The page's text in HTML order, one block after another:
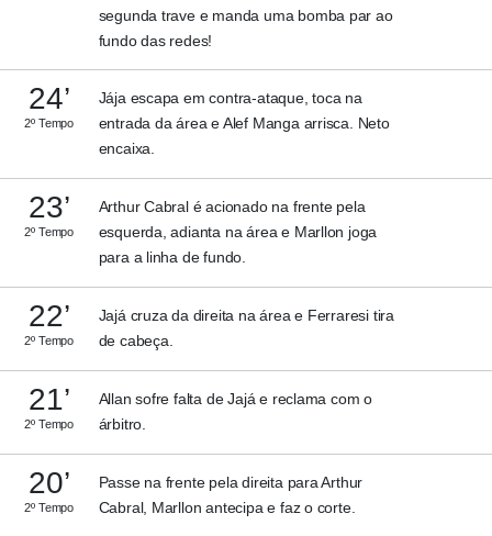
segunda trave e manda uma bomba par ao
fundo das redes!
24’
2º Tempo
Jája escapa em contra-ataque, toca na
entrada da área e Alef Manga arrisca. Neto
encaixa.
23’
2º Tempo
Arthur Cabral é acionado na frente pela
esquerda, adianta na área e Marllon joga
para a linha de fundo.
22’
2º Tempo
Jajá cruza da direita na área e Ferraresi tira
de cabeça.
21’
2º Tempo
Allan sofre falta de Jajá e reclama com o
árbitro.
20’
2º Tempo
Passe na frente pela direita para Arthur
Cabral, Marllon antecipa e faz o corte.